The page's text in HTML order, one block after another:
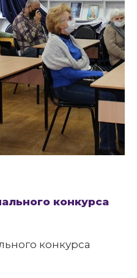
конкурса
конкурса